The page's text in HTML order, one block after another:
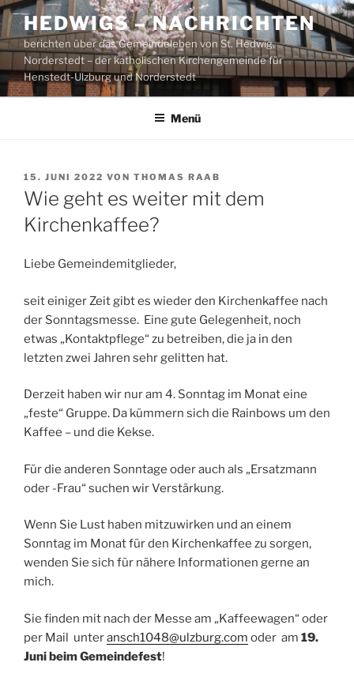
Zum
Inhalt
springen
HEDWIGS – NACHRICHTEN
berichten über das Gemeindeleben von St. Hedwig,
Norderstedt – der katholischen Kirchengemeinde für
Henstedt-Ulzburg und Norderstedt
Menü
VERÖFFENTLICHT
AM
15. JUNI 2022 VON THOMAS RAAB
Wie geht es weiter mit dem
Kirchenkaffee?
Liebe Gemeindemitglieder,
seit einiger Zeit gibt es wieder den Kirchenkaffee nach
der Sonntagsmesse. Eine gute Gelegenheit, noch
etwas „Kontaktpflege“ zu betreiben, die ja in den
letzten zwei Jahren sehr gelitten hat.
Derzeit haben wir nur am 4. Sonntag im Monat eine
„feste“ Gruppe. Da kümmern sich die Rainbows um den
Kaffee – und die Kekse.
Für die anderen Sonntage oder auch als „Ersatzmann
oder -Frau“ suchen wir Verstärkung.
Wenn Sie Lust haben mitzuwirken und an einem
Sonntag im Monat für den Kirchenkaffee zu sorgen,
wenden Sie sich für nähere Informationen gerne an
mich.
Sie finden mit nach der Messe am „Kaffeewagen“ oder
per Mail unteransch1048@ulzburg.com oder am 19.
Juni beim Gemeindefest!